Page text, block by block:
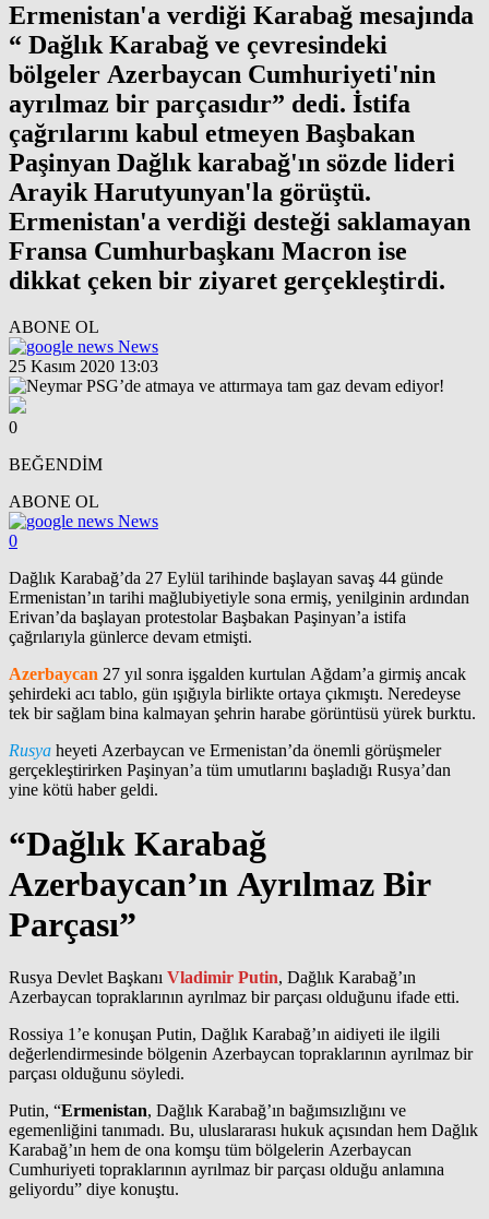
Ermenistan'a verdiği Karabağ mesajında
“ Dağlık Karabağ ve çevresindeki
bölgeler Azerbaycan Cumhuriyeti'nin
ayrılmaz bir parçasıdır” dedi. İstifa
çağrılarını kabul etmeyen Başbakan
Paşinyan Dağlık karabağ'ın sözde lideri
Arayik Harutyunyan'la görüştü.
Ermenistan'a verdiği desteği saklamayan
Fransa Cumhurbaşkanı Macron ise
dikkat çeken bir ziyaret gerçekleştirdi.
ABONE OL
News
25 Kasım 2020 13:03
0
BEĞENDİM
ABONE OL
News
0
Dağlık Karabağ’da 27 Eylül tarihinde başlayan savaş 44 günde
Ermenistan’ın tarihi mağlubiyetiyle sona ermiş, yenilginin ardından
Erivan’da başlayan protestolar Başbakan Paşinyan’a istifa
çağrılarıyla günlerce devam etmişti.
Azerbaycan 27 yıl sonra işgalden kurtulan Ağdam’a girmiş ancak
şehirdeki acı tablo, gün ışığıyla birlikte ortaya çıkmıştı. Neredeyse
tek bir sağlam bina kalmayan şehrin harabe görüntüsü yürek burktu.
Rusya heyeti Azerbaycan ve Ermenistan’da önemli görüşmeler
gerçekleştirirken Paşinyan’a tüm umutlarını başladığı Rusya’dan
yine kötü haber geldi.
“Dağlık Karabağ
Azerbaycan’ın Ayrılmaz Bir
Parçası”
Rusya Devlet Başkanı Vladimir Putin, Dağlık Karabağ’ın
Azerbaycan topraklarının ayrılmaz bir parçası olduğunu ifade etti.
Rossiya 1’e konuşan Putin, Dağlık Karabağ’ın aidiyeti ile ilgili
değerlendirmesinde bölgenin Azerbaycan topraklarının ayrılmaz bir
parçası olduğunu söyledi.
Putin, “Ermenistan, Dağlık Karabağ’ın bağımsızlığını ve
egemenliğini tanımadı. Bu, uluslararası hukuk açısından hem Dağlık
Karabağ’ın hem de ona komşu tüm bölgelerin Azerbaycan
Cumhuriyeti topraklarının ayrılmaz bir parçası olduğu anlamına
geliyordu” diye konuştu.